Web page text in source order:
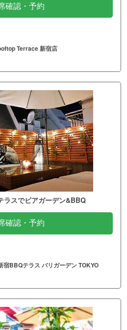
確認・予約
Terrace 新宿店
ラスでビアガーデン&BBQ
確認・予約
宿BBQテラス バリガーデン TOKYO